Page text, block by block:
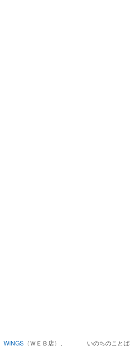
WINGS （ＷＥＢ店）、 いのちのこと